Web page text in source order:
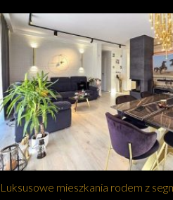
Luksusowe mieszkania rodem z